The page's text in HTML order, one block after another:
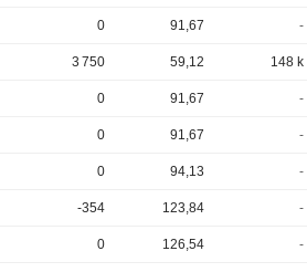
0 91,67 -
3 750 59,12 148 k
0 91,67 -
0 91,67 -
0 94,13 -
-354 123,84 -
0 126,54 -